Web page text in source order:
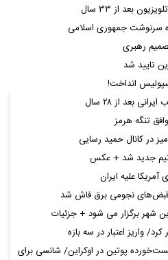
بعد از ۳۳ سال
سرنوشت جمهوری اسلامی
رهبری
تایید شد
انداخت!
بعد از ۲۸ سال
تنگه هرمز
در کانال حمید رسایی
جدید شد + عکس
علیه ایران
نجومی برق فاش شد
شهر برگزار می شود + جزئیات
واریز اعتبار در سه بازه
۳ سناریوی شکست‌خورده پوتین در اوکراین/ شانسی برای